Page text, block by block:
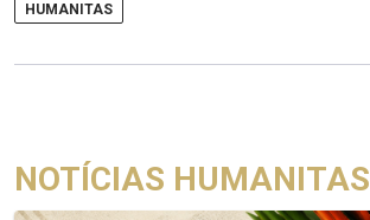
HUMANITAS
NOTÍCIAS HUMANITAS